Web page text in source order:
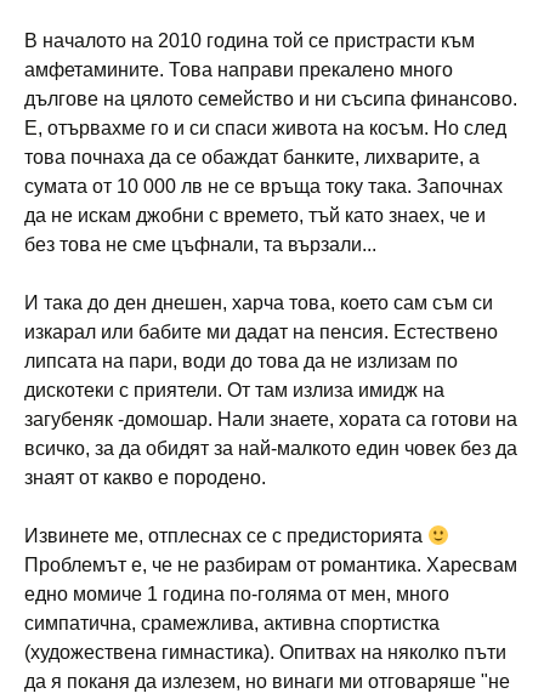
В началото на 2010 година той се пристрасти към
амфетамините. Това направи прекалено много
дългове на цялото семейство и ни съсипа финансово.
Е, отървахме го и си спаси живота на косъм. Но след
това почнаха да се обаждат банките, лихварите, а
сумата от 10 000 лв не се връща току така. Започнах
да не искам джобни с времето, тъй като знаех, че и
без това не сме цъфнали, та вързали...
И така до ден днешен, харча това, което сам съм си
изкарал или бабите ми дадат на пенсия. Естествено
липсата на пари, води до това да не излизам по
дискотеки с приятели. От там излиза имидж на
загубеняк -домошар. Нали знаете, хората са готови на
всичко, за да обидят за най-малкото един човек без да
знаят от какво е породено.
Извинете ме, отплеснах се с предисторията
Проблемът е, че не разбирам от романтика. Харесвам
едно момиче 1 година по-голяма от мен, много
симпатична, срамежлива, активна спортистка
(художествена гимнастика). Опитвах на няколко пъти
да я поканя да излезем, но винаги ми отговаряше "не